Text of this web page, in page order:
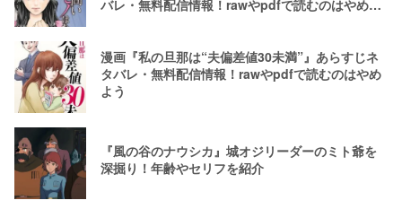
バレ・無料配信情報！rawやpdfで読むのはやめよ
漫画『私の旦那は“夫偏差値30未満”』あらすじネ
タバレ・無料配信情報！rawやpdfで読むのはやめ
よう
『風の谷のナウシカ』城オジリーダーのミト爺を
深掘り！年齢やセリフを紹介